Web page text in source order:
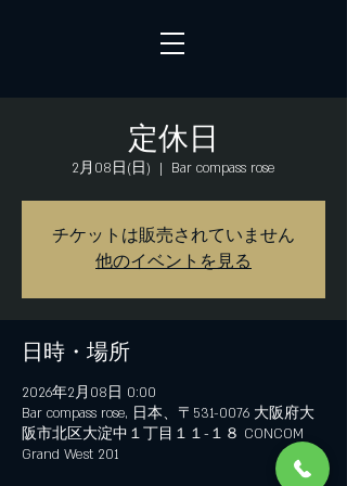
定休日
2月08日(日)
  |
Bar compass rose
チケットは販売されていません
他のイベントを見る
日時・場所
2026年2月08日 0:00
Bar compass rose, 日本、〒531-0076 大阪府大
阪市北区大淀中１丁目１１−１８ CONCOM
Grand West 201